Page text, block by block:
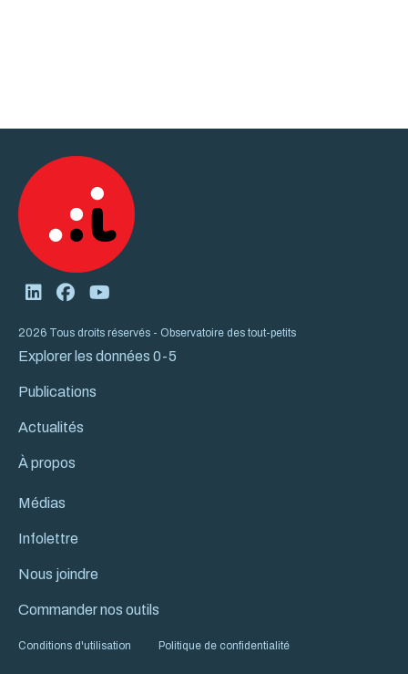
2026 Tous droits réservés - Observatoire des tout-petits
Explorer les données 0-5
Publications
Actualités
À propos
Médias
Infolettre
Nous joindre
Commander nos outils
Conditions d'utilisation Politique de confidentialité